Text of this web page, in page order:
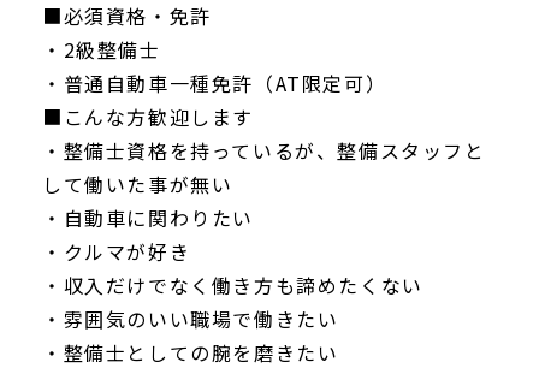
■必須資格・免許
・2級整備士
・普通自動車一種免許（AT限定可）
■こんな方歓迎します
・整備士資格を持っているが、整備スタッフと
して働いた事が無い
・自動車に関わりたい
・クルマが好き
・収入だけでなく働き方も諦めたくない
・雰囲気のいい職場で働きたい
・整備士としての腕を磨きたい